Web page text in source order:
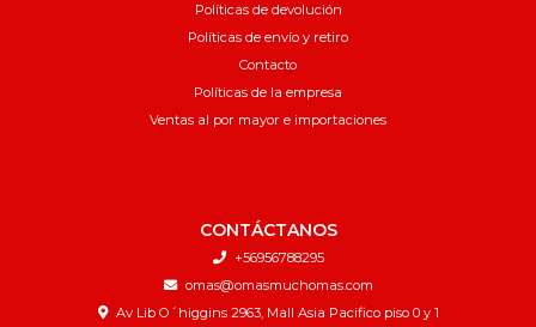
Políticas de devolución
Políticas de envío y retiro
Contacto
Políticas de la empresa
Ventas al por mayor e importaciones
CONTÁCTANOS
+56956788295
omas@omasmuchomas.com
Av Lib O´higgins 2963, Mall Asia Pacifico piso 0 y 1